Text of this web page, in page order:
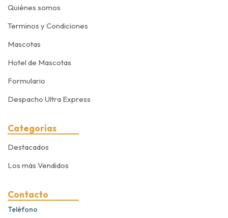
Quiénes somos
Terminos y Condiciones
Mascotas
Hotel de Mascotas
Formulario
Despacho Ultra Express
Categorías
Destacados
Los más Vendidos
Contacto
Teléfono